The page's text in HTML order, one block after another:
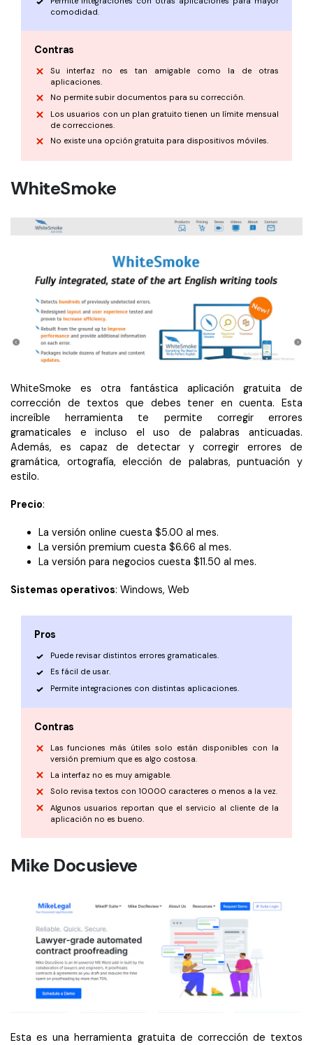
comodidad.
Contras
Su interfaz no es tan amigable como la de otras
aplicaciones.
No permite subir documentos para su corrección.
Los usuarios con un plan gratuito tienen un límite mensual
de correcciones.
No existe una opción gratuita para dispositivos móviles.
WhiteSmoke
WhiteSmoke es otra fantástica aplicación gratuita de
corrección de textos que debes tener en cuenta. Esta
increíble herramienta te permite corregir errores
gramaticales e incluso el uso de palabras anticuadas.
Además, es capaz de detectar y corregir errores de
gramática, ortografía, elección de palabras, puntuación y
estilo.
Precio:
La versión online cuesta $5.00 al mes.
La versión premium cuesta $6.66 al mes.
La versión para negocios cuesta $11.50 al mes.
Sistemas operativos: Windows, Web
Pros
Puede revisar distintos errores gramaticales.
Es fácil de usar.
Permite integraciones con distintas aplicaciones.
Contras
Las funciones más útiles solo están disponibles con la
versión premium que es algo costosa.
La interfaz no es muy amigable.
Solo revisa textos con 10000 caracteres o menos a la vez.
Algunos usuarios reportan que el servicio al cliente de la
aplicación no es bueno.
Mike Docusieve
Esta es una herramienta gratuita de corrección de textos